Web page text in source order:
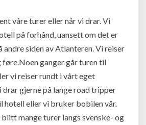
våre turer eller når vi drar. Vi
på forhånd, uansett om det er
andre siden av Atlanteren. Vi reiser
ganger går turen til
vi reiser rundt i vårt eget
drar gjerne på lange road tripper
hotell eller vi bruker bobilen vår.
mange turer langs svenske- og